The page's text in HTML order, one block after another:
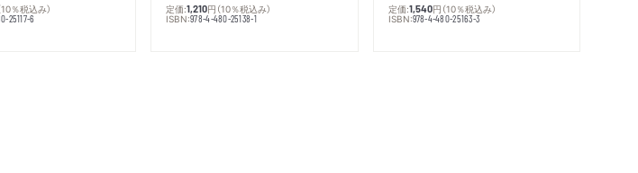
10％税込み）
25117-6
定価:1,210円 （10％税込み）
ISBN:978-4-480-25138-1
定価:1,540円 （10％税込み）
ISBN:978-4-480-25163-3